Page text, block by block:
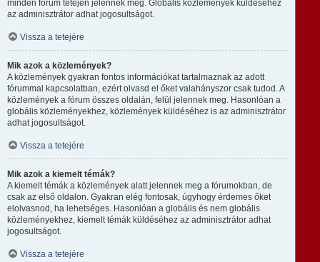
minden fórum tetején jelennek meg. Globális közlemények küldéséhez
az adminisztrátor adhat jogosultságot.
Vissza a tetejére
Mik azok a közlemények?
A közlemények gyakran fontos információkat tartalmaznak az adott
fórummal kapcsolatban, ezért olvasd el őket valahányszor csak tudod. A
közlemények a fórum összes oldalán, felül jelennek meg. Hasonlóan a
globális közleményekhez, közlemények küldéséhez is az adminisztrátor
adhat jogosultságot.
Vissza a tetejére
Mik azok a kiemelt témák?
A kiemelt témák a közlemények alatt jelennek meg a fórumokban, de
csak az első oldalon. Gyakran elég fontosak, úgyhogy érdemes őket
elolvasnod, ha lehetséges. Hasonlóan a globális és nem globális
közleményekhez, kiemelt témák küldéséhez az adminisztrátor adhat
jogosultságot.
Vissza a tetejére